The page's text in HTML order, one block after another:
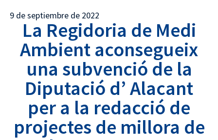
9 de septiembre de 2022
La Regidoria de Medi
Ambient aconsegueix
una subvenció de la
Diputació d’ Alacant
per a la redacció de
projectes de millora de